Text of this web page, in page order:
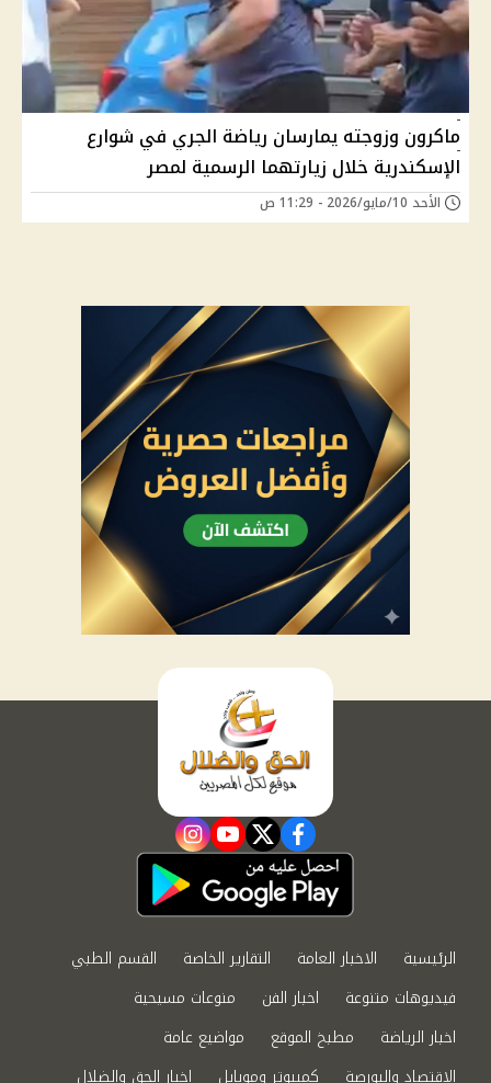
ماكرون وزوجته يمارسان رياضة الجري في شوارع
الإسكندرية خلال زيارتهما الرسمية لمصر
الأحد 10/مايو/2026 - 11:29 ص
facebook
twitter
youtube
instagram
الرئيسية الاخبار العامة التقارير الخاصة
القسم الطبي
فيديوهات متنوعة
اخبار الفن
منوعات مسيحية
اخبار الرياضة
مطبخ الموقع
مواضيع عامة
الاقتصاد والبورصة
كمبيوتر وموبايل اخبار الحق والضلال